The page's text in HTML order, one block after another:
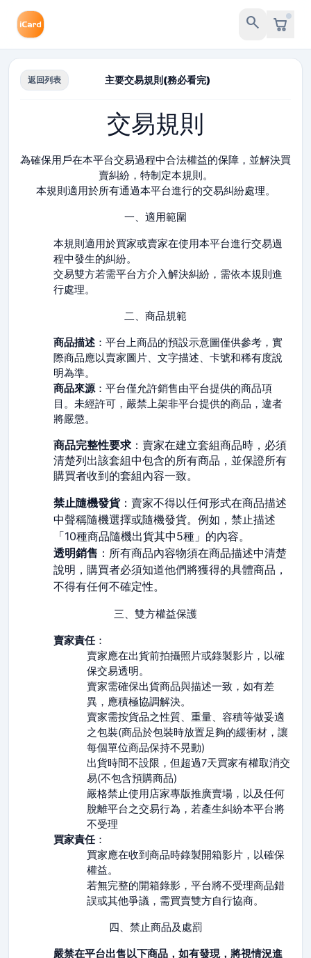
search
返回列表 主要交易規則(務必看完)
交易規則
為確保用戶在本平台交易過程中合法權益的保障，並解決買
賣糾紛，特制定本規則。
本規則適用於所有通過本平台進行的交易糾紛處理。
一、適用範圍
本規則適用於買家或賣家在使用本平台進行交易過
程中發生的糾紛。
交易雙方若需平台方介入解決糾紛，需依本規則進
行處理。
二、商品規範
商品描述 ：平台上商品的預設示意圖僅供參考，實
際商品應以賣家圖片、文字描述、卡號和稀有度說
明為準。
商品來源：平台僅允許銷售由平台提供的商品項
目。未經許可，嚴禁上架非平台提供的商品，違者
將嚴懲。
商品完整性要求：賣家在建立套組商品時，必須
清楚列出該套組中包含的所有商品，並保證所有
購買者收到的套組內容一致。
禁止隨機發貨：賣家不得以任何形式在商品描述
中聲稱隨機選擇或隨機發貨。例如，禁止描述
「10種商品隨機出貨其中5種」的內容。
透明銷售 ：所有商品內容物須在商品描述中清楚
說明，購買者必須知道他們將獲得的具體商品，
不得有任何不確定性。
三、雙方權益保護
賣家責任 ：
賣家應在出貨前拍攝照片或錄製影片，以確
保交易透明。
賣家需確保出貨商品與描述一致，如有差
異，應積極協調解決。
賣家需按貨品之性質、重量、容積等做妥適
之包裝(商品於包裝時放置足夠的緩衝材，讓
每個單位商品保持不晃動)
出貨時間不設限，但超過7天買家有權取消交
易(不包含預購商品)
嚴格禁止使用店家專版推廣賣場，以及任何
脫離平台之交易行為，若產生糾紛本平台將
不受理
買家責任 ：
買家應在收到商品時錄製開箱影片，以確保
權益。
若無完整的開箱錄影，平台將不受理商品錯
誤或其他爭議，需買賣雙方自行協商。
四、禁止商品及處罰
嚴禁在平台出售以下商品，如有發現，將視情況進